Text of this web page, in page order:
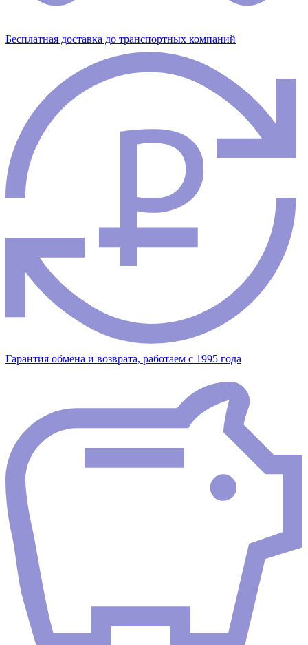
Бесплатная доставка до транспортных компаний
Гарантия обмена и возврата, работаем с 1995 года